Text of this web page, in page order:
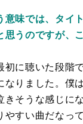
味では、タイ
思うのですが、
初に聴いた段階
なりました。僕
きそうな感じに
やすい曲だなっ